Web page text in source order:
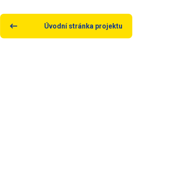
Úvodní stránka projektu